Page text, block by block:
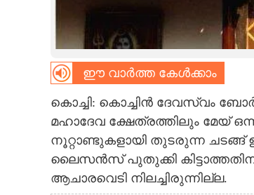
LITERATURE
CONTACT US
ഈ വാർത്ത കേൾക്കാം
കൊച്ചി: കൊച്ചിൻ ദേവസ്വം
മഹാദേവ ക്ഷേത്രത്തി​ലും മേയ്
നൂറ്റാണ്ടുകളായി തുടരുന്ന ചടങ്ങ്
ലൈസൻസ് പുതുക്കി
ആചാരവെടി​ നിലച്ചിരുന്നില്ല.